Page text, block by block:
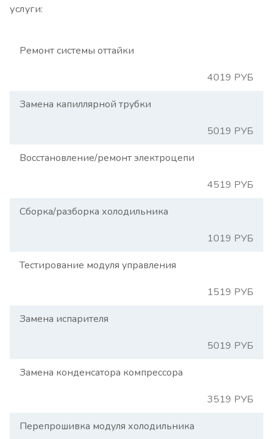
услуги:
Ремонт системы оттайки
4019 РУБ
Замена капиллярной трубки
5019 РУБ
Восстановление/ремонт электроцепи
4519 РУБ
Сборка/разборка холодильника
1019 РУБ
Тестирование модуля управления
1519 РУБ
Замена испарителя
5019 РУБ
Замена конденсатора компрессора
3519 РУБ
Перепрошивка модуля холодильника